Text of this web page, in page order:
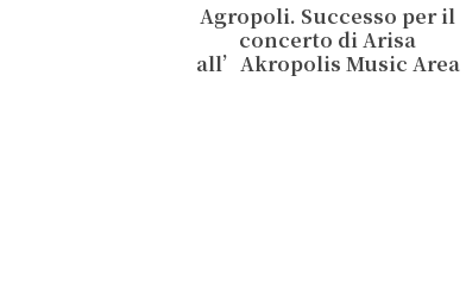
Agropoli. Successo per il
concerto di Arisa
all’Akropolis Music Area